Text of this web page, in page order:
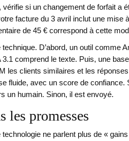
si un changement de forfait a
facture du 3 avril inclut une mise
de 45 € correspond à cette
D’abord, un outil comme
comprend le texte. Puis, une
les clients similaires et les
fluide, avec un score de
un humain. Sinon, il est envoyé.
les promesses
ne parlent plus de «